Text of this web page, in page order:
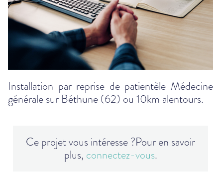
Installation par reprise de patientèle Médecine
générale sur Béthune (62) ou 10km alentours.
Ce projet vous intéresse ?Pour en savoir
plus, connectez-vous.